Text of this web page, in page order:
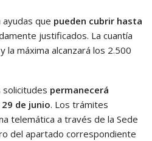
que pueden cubrir hasta
justificados. La cuantía
la máxima alcanzará los 2.500
solicitudes permanecerá
de junio. Los trámites
telemática a través de la Sede
del apartado correspondiente